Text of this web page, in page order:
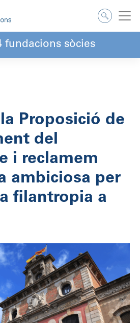
fundacions sòcies
Proposició de
del
i reclamem
ambiciosa per
filantropia a